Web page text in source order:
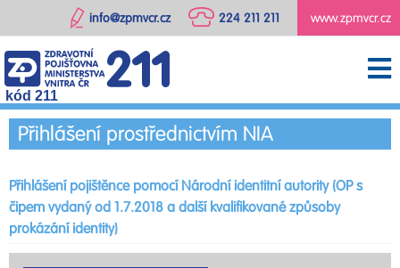
www.zpmvcr.cz
224 211 211
info@zpmvcr.cz
kód 211
Přihlášení prostřednictvím NIA
Přihlášení pojištěnce pomocí Národní identitní autority (OP s
čipem vydaný od 1.7.2018 a další kvalifikované způsoby
prokázání identity)